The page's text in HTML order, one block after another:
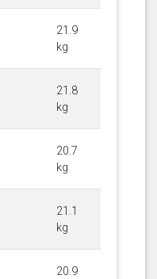
21.9
kg
21.8
kg
20.7
kg
21.1
kg
20.9